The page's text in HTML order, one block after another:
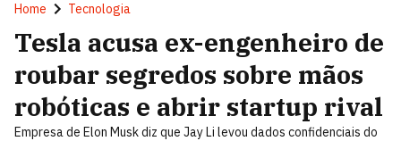
Home Tecnologia
Tesla acusa ex-engenheiro de
roubar segredos sobre mãos
robóticas e abrir startup rival
Empresa de Elon Musk diz que Jay Li levou dados confidenciais do